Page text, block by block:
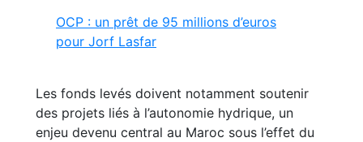
OCP : un prêt de 95 millions d’euros
pour Jorf Lasfar
Les fonds levés doivent notamment soutenir
des projets liés à l’autonomie hydrique, un
enjeu devenu central au Maroc sous l’effet du